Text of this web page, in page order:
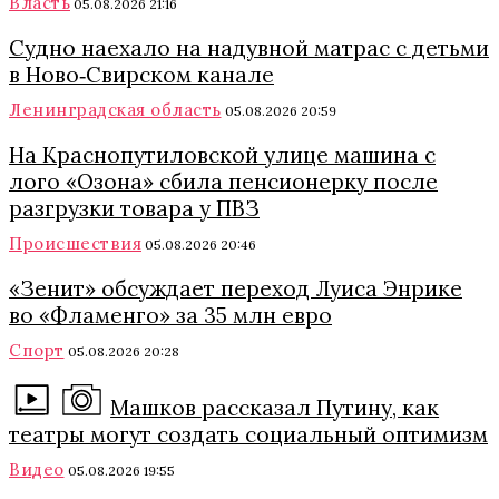
05.08.2026 21:16
Судно наехало на надувной матрас с детьми
в Ново‑Свирском канале
Ленинградская область 05.08.2026 20:59
На Краснопутиловской улице машина с
лого «Озона» сбила пенсионерку после
разгрузки товара у ПВЗ
Происшествия 05.08.2026 20:46
«Зенит» обсуждает переход Луиса Энрике
во «Фламенго» за 35 млн евро
Спорт 05.08.2026 20:28
Машков рассказал Путину, как
театры могут создать социальный оптимизм
Видео 05.08.2026 19:55